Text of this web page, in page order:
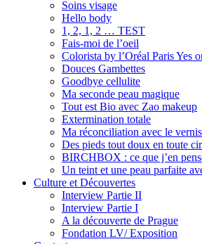
Soins visage
Hello body
1, 2, 1, 2 … TEST
Fais-moi de l’oeil
Colorista by l’Oréal Paris Yes
Douces Gambettes
Goodbye cellulite
Ma seconde peau magique
Tout est Bio avec Zao makeup
Extermination totale
Ma réconciliation avec le vernis
Des pieds tout doux en toute
BIRCHBOX : ce que j’en
Un teint et une peau parfaite
Culture et Découvertes
Interview Partie II
Interview Partie I
A la découverte de Prague
Fondation LV/ Exposition